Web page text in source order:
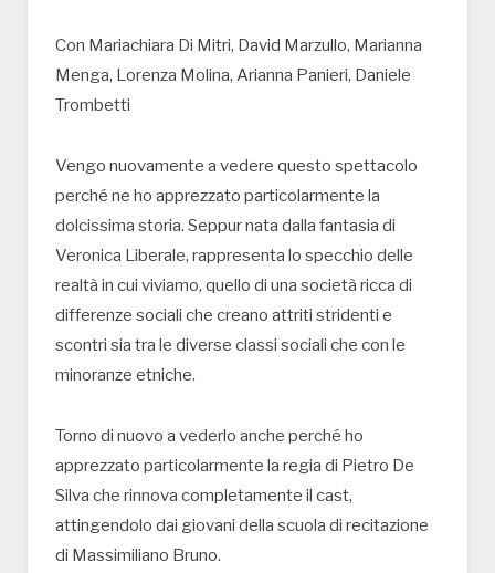
Con Mariachiara Di Mitri, David Marzullo, Marianna
Menga, Lorenza Molina, Arianna Panieri, Daniele
Trombetti
Vengo nuovamente a vedere questo spettacolo
perché ne ho apprezzato particolarmente la
dolcissima storia. Seppur nata dalla fantasia di
Veronica Liberale, rappresenta lo specchio delle
realtà in cui viviamo, quello di una società ricca di
differenze sociali che creano attriti stridenti e
scontri sia tra le diverse classi sociali che con le
minoranze etniche.
Torno di nuovo a vederlo anche perché ho
apprezzato particolarmente la regia di Pietro De
Silva che rinnova completamente il cast,
attingendolo dai giovani della scuola di recitazione
di Massimiliano Bruno.